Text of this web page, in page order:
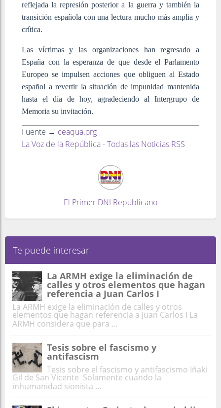
reflejada la represión posterior a la guerra y también la
transición española con una lectura mucho más amplia y
crítica.
Las víctimas y las organizaciones han regresado a
España con la esperanza de que desde el Parlamento
Europeo se impulsen acciones que obliguen al Estado
español a revertir la situación de impunidad mantenida
hasta el día de hoy, agradeciendo al Intergrupo de
Memoria su invitación.
Fuente → ceaqua.org
La Voz de la República - Todas las Noticias RSS
El Primer DNI Republicano
Te puede interesar
La ARMH exige la eliminación de
calles y otros elementos que hagan
referencia a Juan Carlos I
La ARMH exige la eliminación de calles y otros
elementos que hagan referencia a Juan Carlos I La
ARMH considera que para ...
Tesis sobre el fascismo y
antifascism
Tesis sobre el fascismo y antifascismo Iñaki
Gil de San Vicente Solamente cuando la
inhumanidad sionista ...